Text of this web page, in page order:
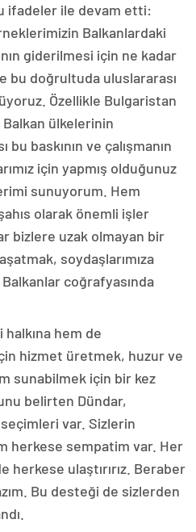
ifadeler ile devam etti:
Balkanlardaki
giderilmesi için ne kadar
bu doğrultuda uluslararası
Özellikle Bulgaristan
ülkelerinin
bu baskının ve çalışmanın
için yapmış olduğunuz
sunuyorum. Hem
olarak önemli işler
bizlere uzak olmayan bir
soydaşlarımıza
coğrafyasında
hem de
hizmet üretmek, huzur ve
sunabilmek için bir kez
belirten Dündar,
var. Sizlerin
herkese sempatim var. Her
herkese ulaştırırız. Beraber
Bu desteği de sizlerden